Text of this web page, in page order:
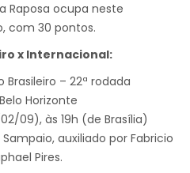
Raposa ocupa neste
com 30 pontos.
x Internacional:
– 22ª rodada
Horizonte
09), às 19h (de Brasília)
auxiliado por Fabricio
Pires.